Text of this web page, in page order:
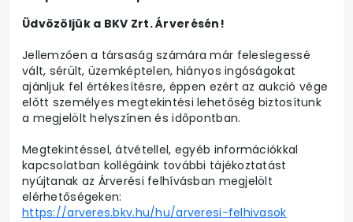
Üdvözöljük a BKV Zrt. Árverésén!
Jellemzően a társaság számára már feleslegessé
vált, sérült, üzemképtelen, hiányos ingóságokat
ajánljuk fel értékesítésre, éppen ezért az aukció vége
előtt személyes megtekintési lehetőség biztosítunk
a megjelölt helyszínen és időpontban.
Megtekintéssel, átvétellel, egyéb információkkal
kapcsolatban kollégáink további tájékoztatást
nyújtanak az Árverési felhívásban megjelölt
elérhetőségeken:
https://arveres.bkv.hu/hu/arveresi-felhivasok